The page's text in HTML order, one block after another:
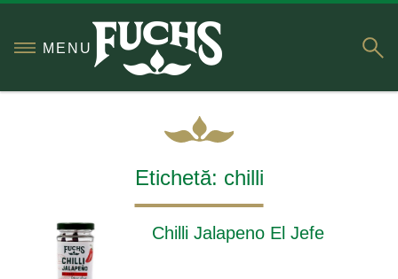
MENU
Etichetă: chilli
Chilli Jalapeno El Jefe